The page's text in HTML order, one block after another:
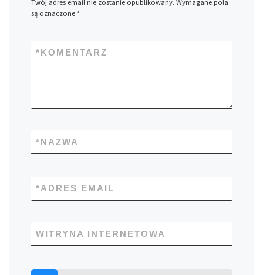
Twój adres email nie zostanie opublikowany. Wymagane pola
są oznaczone *
KOMENTARZ
*
NAZWA
*
ADRES EMAIL
*
WITRYNA INTERNETOWA